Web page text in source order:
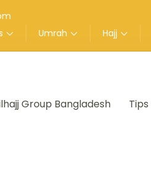
Umrah Hajj
Group Bangladesh Tips